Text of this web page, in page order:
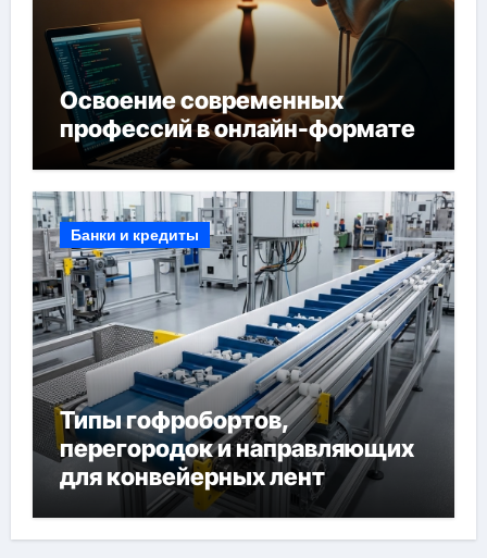
Освоение современных
профессий в онлайн-формате
Банки и кредиты
Типы гофробортов,
перегородок и направляющих
для конвейерных лент